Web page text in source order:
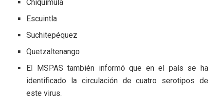
Chiquimula
Escuintla
Suchitepéquez
Quetzaltenango
El MSPAS también informó que en el país se ha
identificado la circulación de cuatro serotipos de
este virus.